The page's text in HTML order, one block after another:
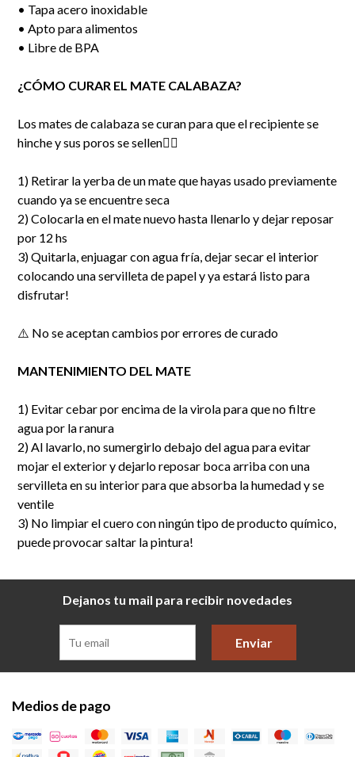
• Tapa acero inoxidable
• Apto para alimentos
• Libre de BPA
¿CÓMO CURAR EL MATE CALABAZA?
Los mates de calabaza se curan para que el recipiente se
hinche y sus poros se sellen👇🏻
1) Retirar la yerba de un mate que hayas usado previamente
cuando ya se encuentre seca
2) Colocarla en el mate nuevo hasta llenarlo y dejar reposar
por 12 hs
3) Quitarla, enjuagar con agua fría, dejar secar el interior
colocando una servilleta de papel y ya estará listo para
disfrutar!
⚠️ No se aceptan cambios por errores de curado
MANTENIMIENTO DEL MATE
1) Evitar cebar por encima de la virola para que no filtre
agua por la ranura
2) Al lavarlo, no sumergirlo debajo del agua para evitar
mojar el exterior y dejarlo reposar boca arriba con una
servilleta en su interior para que absorba la humedad y se
ventile
3) No limpiar el cuero con ningún tipo de producto químico,
puede provocar saltar la pintura!
Dejanos tu mail para recibir novedades
Enviar
Medios de pago